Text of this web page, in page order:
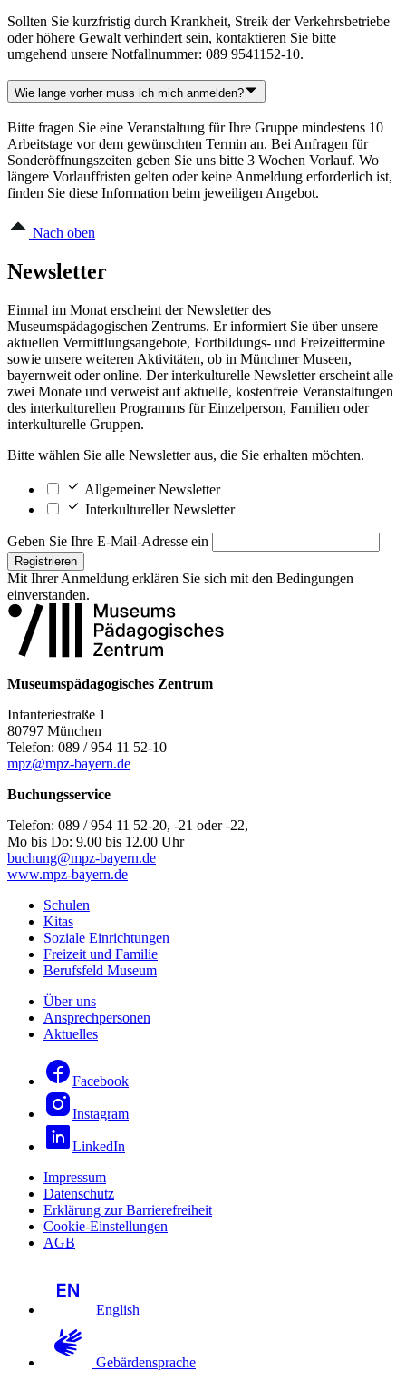
Sollten Sie kurzfristig durch Krankheit, Streik der Verkehrsbetriebe
oder höhere Gewalt verhindert sein, kontaktieren Sie bitte
umgehend unsere Notfallnummer: 089 9541152-10.
Wie lange vorher muss ich mich anmelden?
Bitte fragen Sie eine Veranstaltung für Ihre Gruppe mindestens 10
Arbeitstage vor dem gewünschten Termin an. Bei Anfragen für
Sonderöffnungszeiten geben Sie uns bitte 3 Wochen Vorlauf. Wo
längere Vorlauffristen gelten oder keine Anmeldung erforderlich ist,
finden Sie diese Information beim jeweiligen Angebot.
Nach oben
Newsletter
Einmal im Monat erscheint der Newsletter des
Museumspädagogischen Zentrums. Er informiert Sie über unsere
aktuellen Vermittlungsangebote, Fortbildungs- und Freizeittermine
sowie unsere weiteren Aktivitäten, ob in Münchner Museen,
bayernweit oder online. Der interkulturelle Newsletter erscheint alle
zwei Monate und verweist auf aktuelle, kostenfreie Veranstaltungen
des interkulturellen Programms für Einzelperson, Familien oder
interkulturelle Gruppen.
Bitte wählen Sie alle Newsletter aus, die Sie erhalten möchten.
Allgemeiner Newsletter
Interkultureller Newsletter
Geben Sie Ihre E-Mail-Adresse ein
Registrieren
Mit Ihrer Anmeldung erklären Sie sich mit den Bedingungen
einverstanden.
Museumspädagogisches Zentrum
Infanteriestraße 1
80797 München
Telefon: 089 / 954 11 52-10
mpz@mpz-bayern.de
Buchungsservice
Telefon: 089 / 954 11 52-20, -21 oder -22,
Mo bis Do: 9.00 bis 12.00 Uhr
buchung@mpz-bayern.de
www.mpz-bayern.de
Schulen
Kitas
Soziale Einrichtungen
Freizeit und Familie
Berufsfeld Museum
Über uns
Ansprechpersonen
Aktuelles
Facebook
Instagram
LinkedIn
Impressum
Datenschutz
Erklärung zur Barrierefreiheit
Cookie-Einstellungen
AGB
English
Gebärdensprache